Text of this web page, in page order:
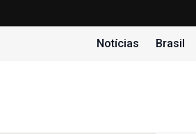
Notícias Brasil